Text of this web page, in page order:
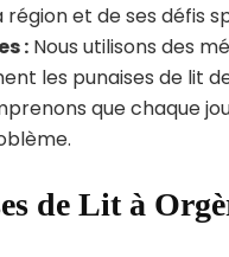
et de ses défis
: Nous utilisons des
les punaises de lit
que chaque
de Lit à